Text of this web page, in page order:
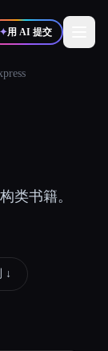
✦用 AI 提交
类书籍。
↓︎